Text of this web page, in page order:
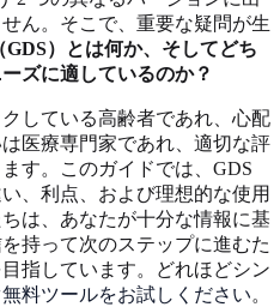
ん。そこで、重要な疑問が生
）とは何か、そしてどち
ズに適しているのか？
している高齢者であれ、心配
医療専門家であれ、適切な評
す。このガイドでは、GDS
、利点、および理想的な使用
は、あなたが十分な情報に基
持って次のステップに進むた
指しています。どれほどシン
料ツールをお試しください。